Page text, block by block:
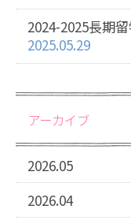
2024-2025長期
2025.05.29
アーカイブ
2026.05
2026.04